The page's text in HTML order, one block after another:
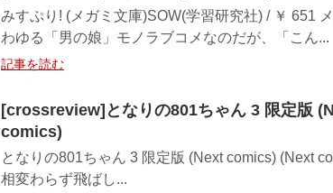
みすぷり! (メガミ文庫)SOW(学習研究社) / ￥ 651
わゆる「男の娘」モノラブコメなのだが、「こん...
記事を読む
[crossreview]となりの801ちゃん 3 限定版
comics)
となりの801ちゃん 3 限定版 (Next comics) (Next
相変わらず飛ばし...